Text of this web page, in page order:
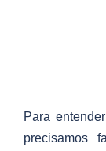
Para
precisamos